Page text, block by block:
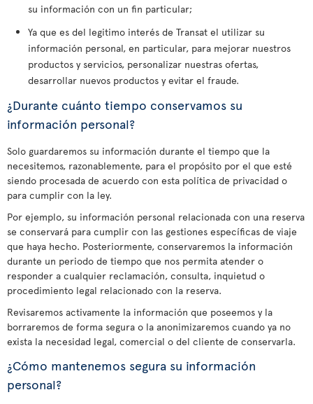
su información con un fin particular;
Ya que es del legitimo interés de Transat el utilizar su
información personal, en particular, para mejorar nuestros
productos y servicios, personalizar nuestras ofertas,
desarrollar nuevos productos y evitar el fraude.
¿Durante cuánto tiempo conservamos su
información personal?
Solo guardaremos su información durante el tiempo que la
necesitemos, razonablemente, para el propósito por el que esté
siendo procesada de acuerdo con esta política de privacidad o
para cumplir con la ley.
Por ejemplo, su información personal relacionada con una reserva
se conservará para cumplir con las gestiones específicas de viaje
que haya hecho. Posteriormente, conservaremos la información
durante un periodo de tiempo que nos permita atender o
responder a cualquier reclamación, consulta, inquietud o
procedimiento legal relacionado con la reserva.
Revisaremos activamente la información que poseemos y la
borraremos de forma segura o la anonimizaremos cuando ya no
exista la necesidad legal, comercial o del cliente de conservarla.
¿Cómo mantenemos segura su información
personal?